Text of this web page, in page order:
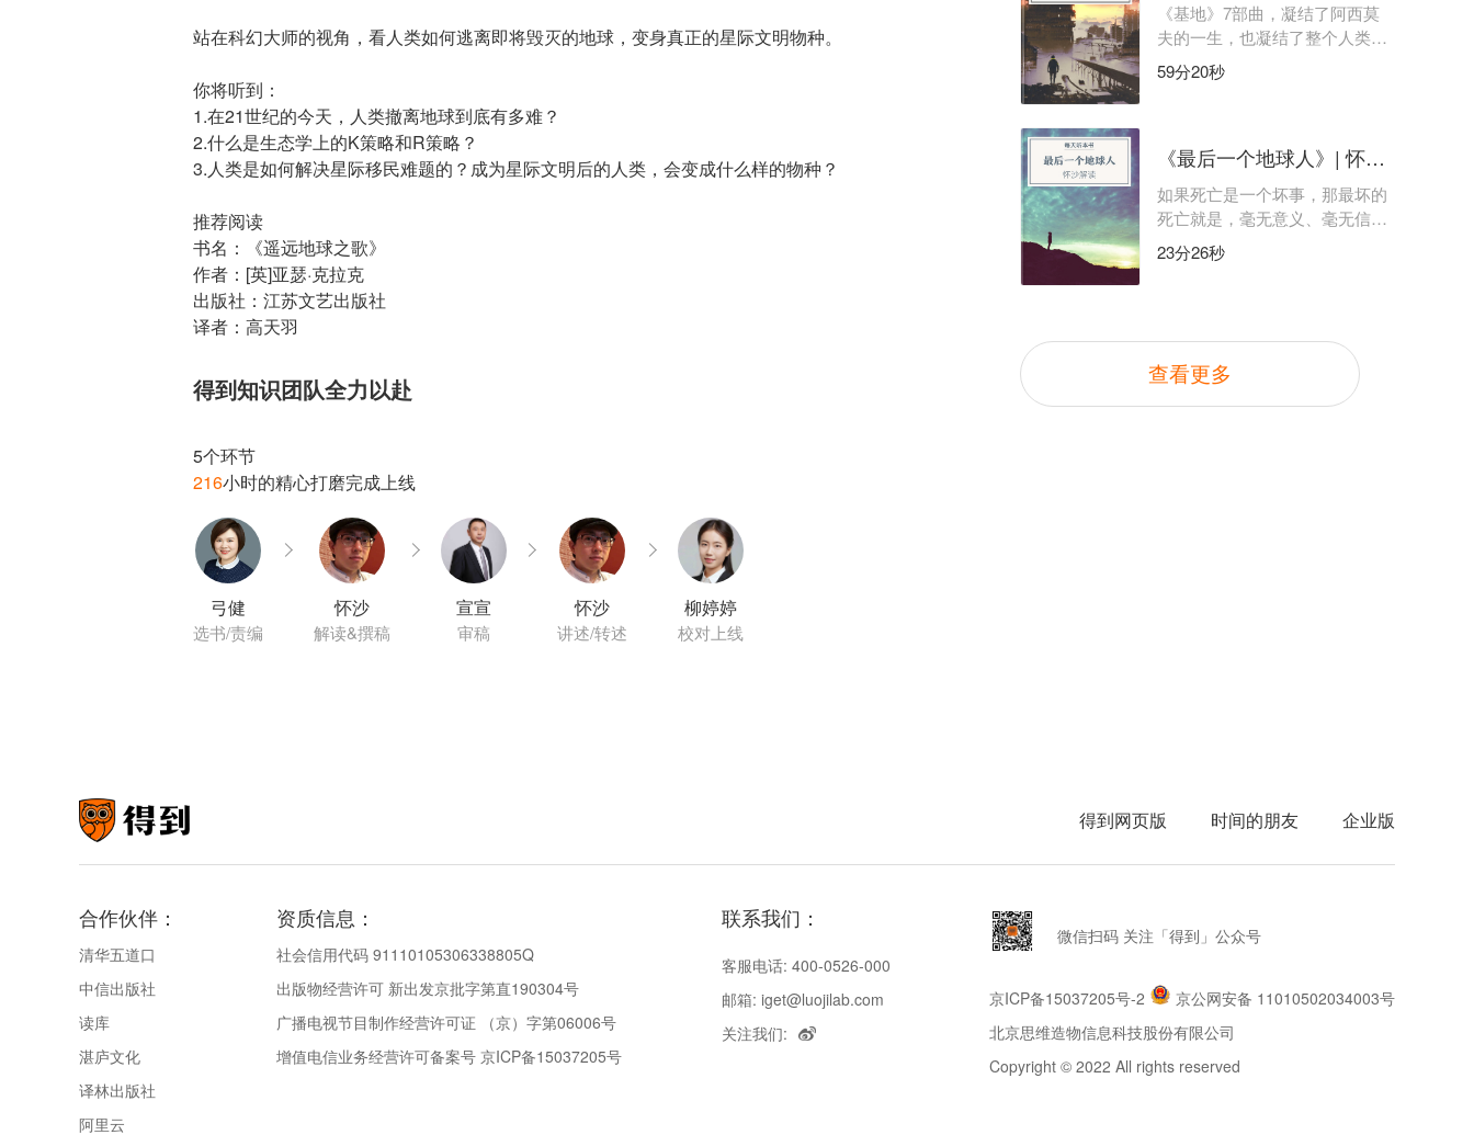
站在科幻大师的视角，看人类如何逃离即将毁灭的地球，变身真正的星际文明物种。
你将听到：
1.在21世纪的今天，人类撤离地球到底有多难？
2.什么是生态学上的K策略和R策略？
3.人类是如何解决星际移民难题的？成为星际文明后的人类，会变成什么样的物种？
推荐阅读
书名：《遥远地球之歌》
作者：[英]亚瑟·克拉克
出版社：江苏文艺出版社
译者：高天羽
得到知识团队全力以赴
5个环节
216
小时的精心打磨完成上线
弓健
选书/责编
怀沙
解读&撰稿
宣宣
审稿
怀沙
讲述/转述
柳婷婷
校对上线
《基地》7部曲，凝结了阿西莫
夫的一生，也凝结了整个人类的
20世纪。
59分20秒
《最后一个地球人》| 怀沙解读
如果死亡是一个坏事，那最坏的
死亡就是，毫无意义、毫无信息
量的死亡。
23分26秒
查看更多
得到网页版 时间的朋友 企业版
合作伙伴：
清华五道口
中信出版社
读库
湛庐文化
译林出版社
阿里云
资质信息：
社会信用代码 91110105306338805Q
出版物经营许可 新出发京批字第直190304号
广播电视节目制作经营许可证 （京）字第06006号
增值电信业务经营许可备案号 京ICP备15037205号
联系我们：
客服电话: 400-0526-000
邮箱: iget@luojilab.com
关注我们:
微信扫码 关注「得到」公众号
京ICP备15037205号-2
京公网安备 11010502034003号
北京思维造物信息科技股份有限公司
Copyright © 2022 All rights reserved